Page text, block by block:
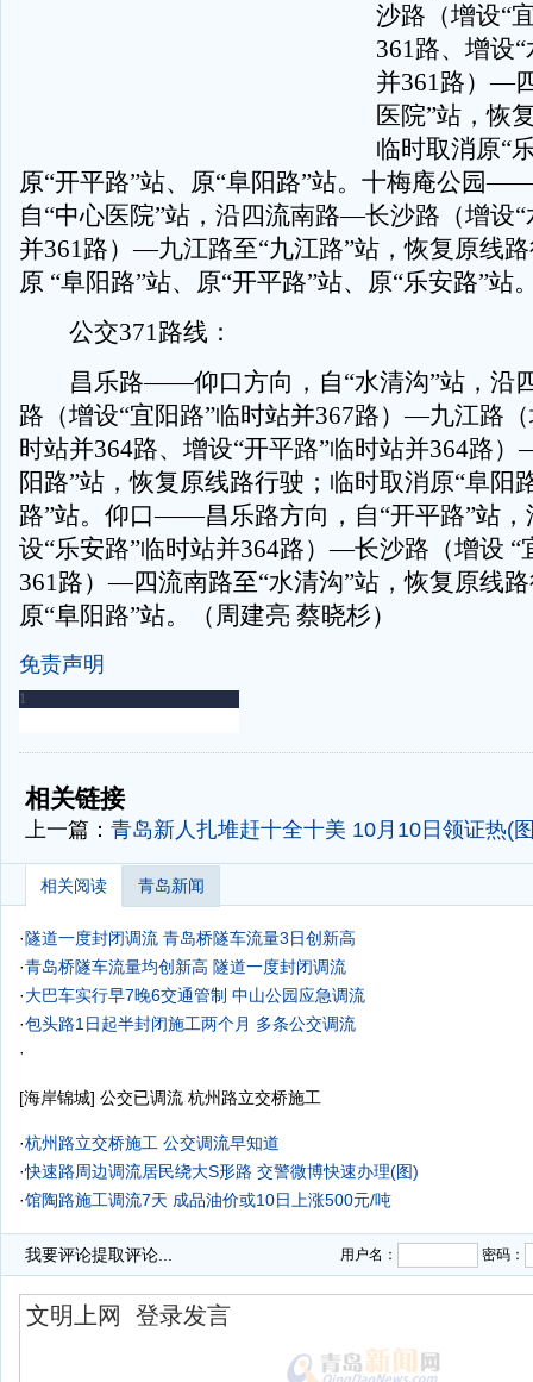
沙路（增设“
361路、增设
并361路）—
医院”站，恢
临时取消原“
原“开平路”站、原“阜阳路”站。十梅庵公园
自“中心医院”站，沿四流南路—长沙路（增设“
并361路）—九江路至“九江路”站，恢复原线
原 “阜阳路”站、原“开平路”站、原“乐安路”站
公交371路线：
昌乐路——仰口方向，自“水清沟”站，沿
路（增设“宜阳路”临时站并367路）—九江路
时站并364路、增设“开平路”临时站并364路
阳路”站，恢复原线路行驶；临时取消原“阜阳
路”站。仰口——昌乐路方向，自“开平路”站，
设“乐安路”临时站并364路）—长沙路（增设 “
361路）—四流南路至“水清沟”站，恢复原线
原“阜阳路”站。（周建亮 蔡晓杉）
免责声明
-
相关链接
上一篇： 青岛新人扎堆赶十全十美 10月10日领证热(
相关阅读 青岛新闻
·隧道一度封闭调流 青岛桥隧车流量3日创新高
·青岛桥隧车流量均创新高 隧道一度封闭调流
·大巴车实行早7晚6交通管制 中山公园应急调流
·包头路1日起半封闭施工两个月 多条公交调流
·
[海岸锦城] 公交已调流 杭州路立交桥施工
·杭州路立交桥施工 公交调流早知道
·快速路周边调流居民绕大S形路 交警微博快速办理(图)
·馆陶路施工调流7天 成品油价或10日上涨500元/吨
德国风情周展销600多种商品 6日开幕交通调流
我要评论提取评论... 用户名： 密码：